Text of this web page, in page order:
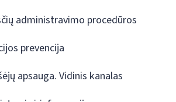
administravimo procedūros
prevencija
apsauga. Vidinis kanalas